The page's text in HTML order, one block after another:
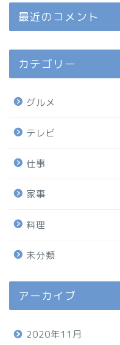
最近のコメント
カテゴリー
グルメ
テレビ
仕事
家事
料理
未分類
アーカイブ
2020年11月